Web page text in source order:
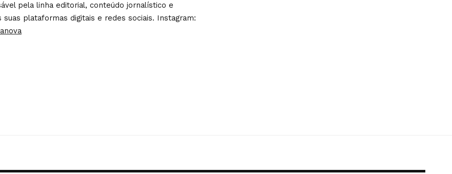
pela linha editorial, conteúdo jornalístico e
plataformas digitais e redes sociais. Instagram: